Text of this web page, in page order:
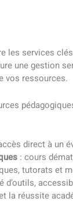
les services
une gestion
vos ressources.
direct à un
: cours
tutorats et
d’outils,
la réussite